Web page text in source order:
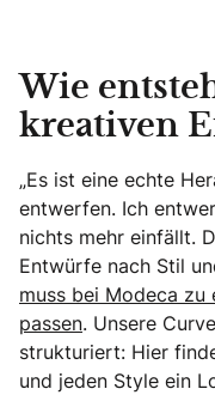
Wie
kreativen
„Es ist eine echte
entwerfen. Ich
nichts mehr einfällt.
Entwürfe nach Stil
muss bei Modeca zu
passen. Unsere
strukturiert: Hier
und jeden Style ein